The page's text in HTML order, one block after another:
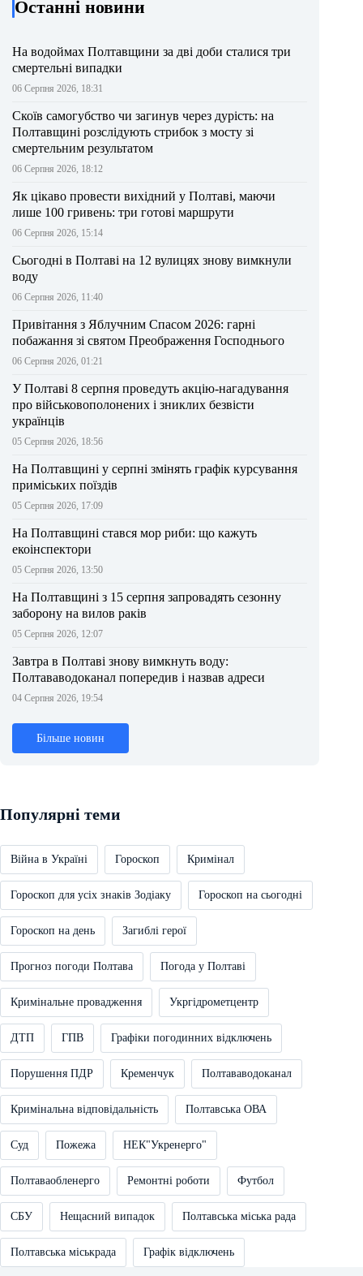
Останні новини
На водоймах Полтавщини за дві доби сталися три
смертельні випадки
06 Серпня 2026, 18:31
Скоїв самогубство чи загинув через дурість: на
Полтавщині розслідують стрибок з мосту зі
смертельним результатом
06 Серпня 2026, 18:12
Як цікаво провести вихідний у Полтаві, маючи
лише 100 гривень: три готові маршрути
06 Серпня 2026, 15:14
Сьогодні в Полтаві на 12 вулицях знову вимкнули
воду
06 Серпня 2026, 11:40
Привітання з Яблучним Спасом 2026: гарні
побажання зі святом Преображення Господнього
06 Серпня 2026, 01:21
У Полтаві 8 серпня проведуть акцію-нагадування
про військовополонених і зниклих безвісти
українців
05 Серпня 2026, 18:56
На Полтавщині у серпні змінять графік курсування
приміських поїздів
05 Серпня 2026, 17:09
На Полтавщині стався мор риби: що кажуть
екоінспектори
05 Серпня 2026, 13:50
На Полтавщині з 15 серпня запровадять сезонну
заборону на вилов раків
05 Серпня 2026, 12:07
Завтра в Полтаві знову вимкнуть воду:
Полтававодоканал попередив і назвав адреси
04 Серпня 2026, 19:54
Більше новин
Популярні теми
Війна в Україні Гороскоп Кримінал
Гороскоп для усіх знаків Зодіаку Гороскоп на сьогодні
Гороскоп на день Загиблі герої
Прогноз погоди Полтава Погода у Полтаві
Кримінальне провадження Укргідрометцентр
ДТП ГПВ Графіки погодинних відключень
Порушення ПДР Кременчук Полтававодоканал
Кримінальна відповідальність Полтавська ОВА
Суд Пожежа НЕК"Укренерго"
Полтаваобленерго Ремонтні роботи Футбол
СБУ Нещасний випадок Полтавська міська рада
Полтавська міськрада Графік відключень